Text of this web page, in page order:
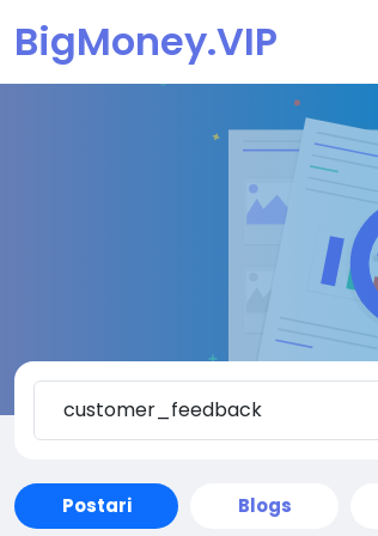
BigMoney.VIP
Postari Blogs